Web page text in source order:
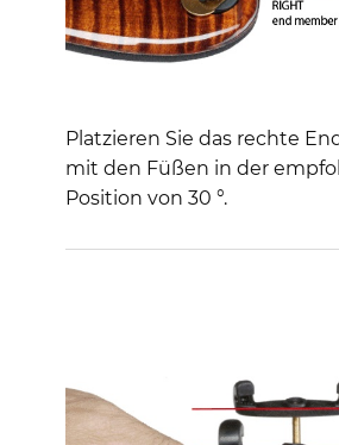
Platzieren Sie das rechte
mit den Füßen in der
Position von 30 °.